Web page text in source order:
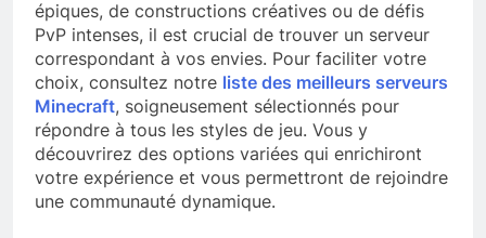
épiques, de constructions créatives ou de défis
PvP intenses, il est crucial de trouver un serveur
correspondant à vos envies. Pour faciliter votre
choix, consultez notre liste des meilleurs serveurs
Minecraft, soigneusement sélectionnés pour
répondre à tous les styles de jeu. Vous y
découvrirez des options variées qui enrichiront
votre expérience et vous permettront de rejoindre
une communauté dynamique.